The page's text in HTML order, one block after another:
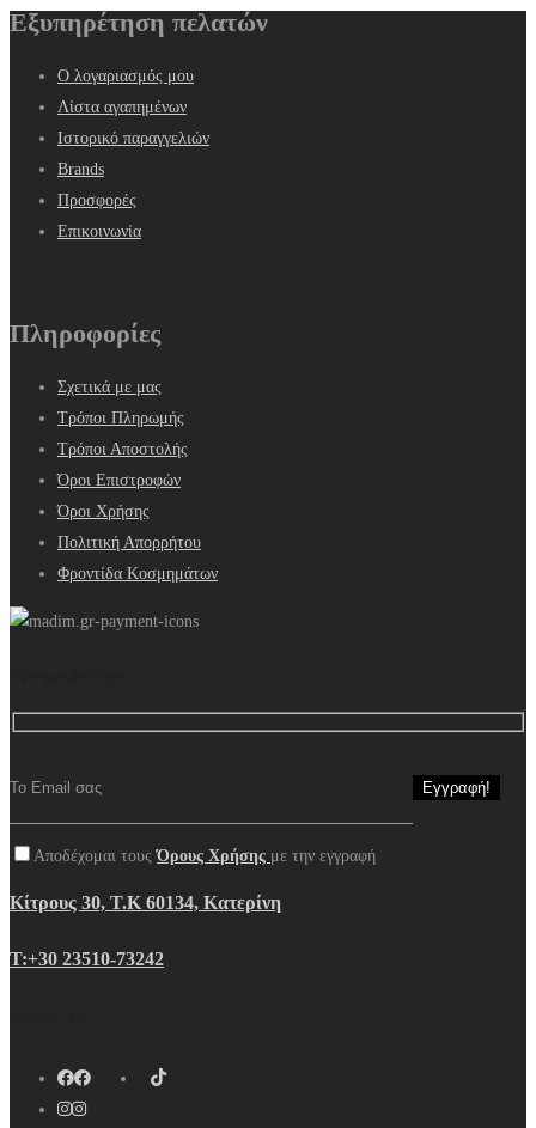
Εξυπηρέτηση πελατών
Ο λογαριασμός μου
Λίστα αγαπημένων
Ιστορικό παραγγελιών
Brands
Προσφορές
Επικοινωνία
Πληροφορίες
Σχετικά με μας
Τρόποι Πληρωμής
Τρόποι Αποστολής
Όροι Επιστροφών
Όροι Χρήσης
Πολιτική Απορρήτου
Φροντίδα Κοσμημάτων
Αποδέχομαι τουςΌρους Χρήσης με την εγγραφή
Κίτρους 30, Τ.Κ 60134, Κατερίνη
Τ:+30 23510-73242